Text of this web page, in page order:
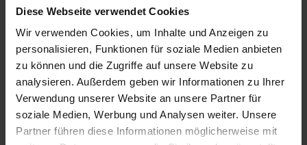
Diese Webseite verwendet Cookies
Wir verwenden Cookies, um Inhalte und Anzeigen zu
personalisieren, Funktionen für soziale Medien anbieten
zu können und die Zugriffe auf unsere Website zu
analysieren. Außerdem geben wir Informationen zu Ihrer
Verwendung unserer Website an unsere Partner für
soziale Medien, Werbung und Analysen weiter. Unsere
Partner führen diese Informationen möglicherweise mit
EQUIPMENT: SIZE 90M²
3 seperate double rooms 1 living room 3
bathrooms & 2…